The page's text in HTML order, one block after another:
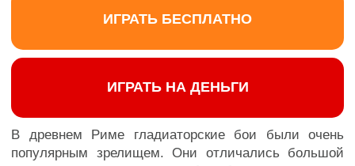
ИГРАТЬ БЕСПЛАТНО
ИГРАТЬ НА ДЕНЬГИ
В древнем Риме гладиаторские бои были очень
популярным зрелищем. Они отличались большой